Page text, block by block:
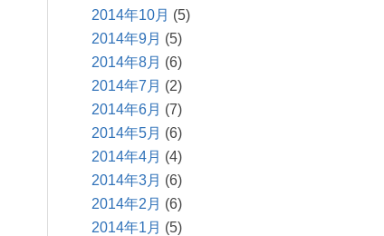
2014年10月 (5)
2014年9月 (5)
2014年8月 (6)
2014年7月 (2)
2014年6月 (7)
2014年5月 (6)
2014年4月 (4)
2014年3月 (6)
2014年2月 (6)
2014年1月 (5)